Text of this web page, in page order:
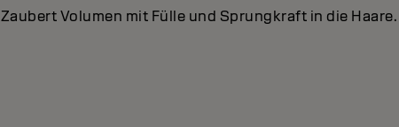
Zaubert Volumen mit Fülle und Sprungkraft in die